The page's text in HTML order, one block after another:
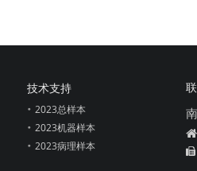
技术支持
2023总样本
2023机器样本
2023病理样本

